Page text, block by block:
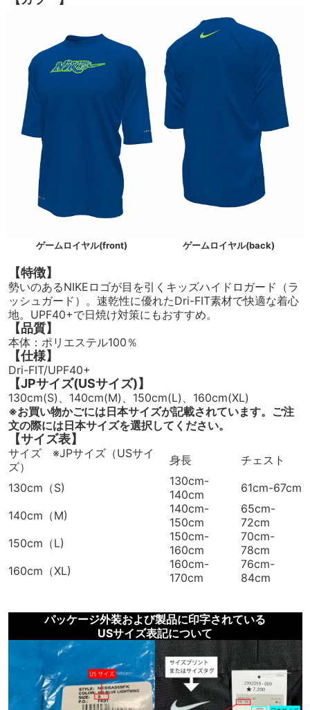
ゲームロイヤル(front) ゲームロイヤル(back)
【特徴】
勢いのあるNIKEロゴが目を引くキッズハイドロガード（ラ
ッシュガード）。速乾性に優れたDri-FIT素材で快適な着心
地。UPF40+で日焼け対策にもおすすめ。
【品質】
本体：ポリエステル100％
【仕様】
Dri-FIT/UPF40+
【JPサイズ(USサイズ)】
130cm(S)、140cm(M)、150cm(L)、160cm(XL)
※お買い物かごには日本サイズが記載されています。ご注
文の際には日本サイズを選択してください。
【サイズ表】
サイズ ※JPサイズ（USサイ
ズ）
身長
チェスト
130cm（S)
130cm-
140cm
61cm-67cm
140cm（M)
140cm-
150cm
65cm-
72cm
150cm（L)
150cm-
160cm
70cm-
78cm
160cm（XL)
160cm-
170cm
76cm-
84cm
パッケージ外装および製品に印字されている
USサイズ表記について